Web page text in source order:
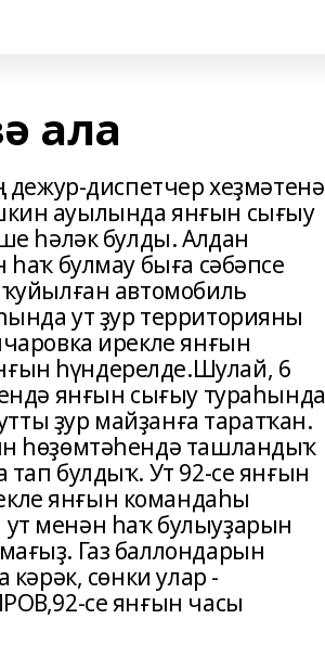
ала
дежур-диспетчер хеҙмәтенә
ауылында янғын сығыу
һәләк булды. Алдан
булмау быға сәбәпсе
автомобиль
ут ҙур территорияны
ирекле янғын
һүндерелде.Шулай, 6
янғын сығыу тураһында
ҙур майҙанға таратҡан.
һөҙөмтәһендә ташландыҡ
булдыҡ. Ут 92-се янғын
янғын командаһы
менән һаҡ булыуҙарын
Газ баллондарын
кәрәк, сөнки улар -
се янғын часы